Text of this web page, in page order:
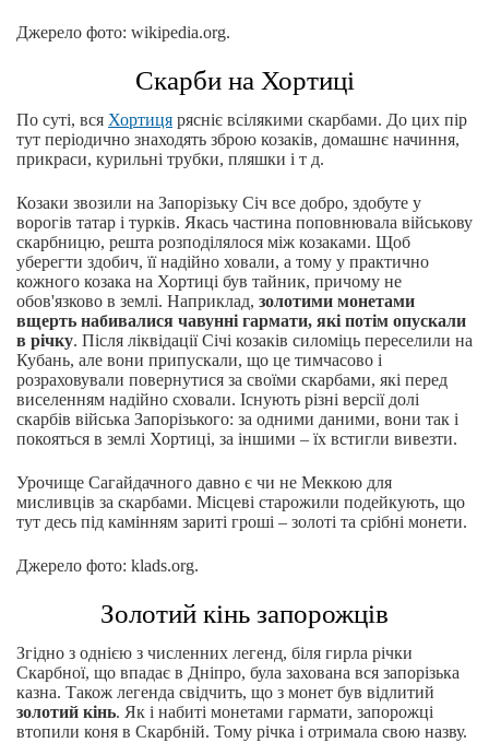
Джерело фото: wikipedia.org.
Скарби на Хортиці
По суті, вся Хортиця рясніє всілякими скарбами. До цих пір
тут періодично знаходять зброю козаків, домашнє начиння,
прикраси, курильні трубки, пляшки і т д.
Козаки звозили на Запорізьку Січ все добро, здобуте у
ворогів татар і турків. Якась частина поповнювала військову
скарбницю, решта розподілялося між козаками. Щоб
уберегти здобич, її надійно ховали, а тому у практично
кожного козака на Хортиці був тайник, причому не
обов'язково в землі. Наприклад, золотими монетами
вщерть набивалися чавунні гармати, які потім опускали
в річку. Після ліквідації Січі козаків силоміць переселили на
Кубань, але вони припускали, що це тимчасово і
розраховували повернутися за своїми скарбами, які перед
виселенням надійно сховали. Існують різні версії долі
скарбів війська Запорізького: за одними даними, вони так і
покояться в землі Хортиці, за іншими – їх встигли вивезти.
Урочище Сагайдачного давно є чи не Меккою для
мисливців за скарбами. Місцеві старожили подейкують, що
тут десь під камінням зариті гроші – золоті та срібні монети.
Джерело фото: klads.org.
Золотий кінь запорожців
Згідно з однією з численних легенд, біля гирла річки
Скарбної, що впадає в Дніпро, була захована вся запорізька
казна. Також легенда свідчить, що з монет був відлитий
золотий кінь. Як і набиті монетами гармати, запорожці
втопили коня в Скарбній. Тому річка і отримала свою назву.